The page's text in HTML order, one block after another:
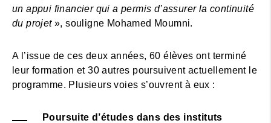
un appui financier qui a permis d’assurer la continuité
du projet», souligne Mohamed Moumni.
A l’issue de ces deux années, 60 élèves ont terminé
leur formation et 30 autres poursuivent actuellement le
programme. Plusieurs voies s’ouvrent à eux :
Poursuite d’études dans des instituts